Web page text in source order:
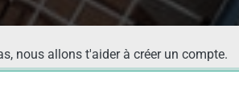
nous allons t'aider à créer un compte.